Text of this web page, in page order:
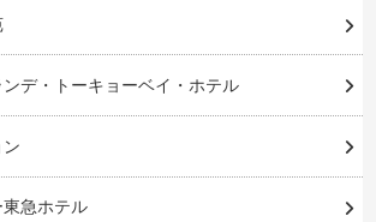
デ・トーキョーベイ・ホテル
急ホテル